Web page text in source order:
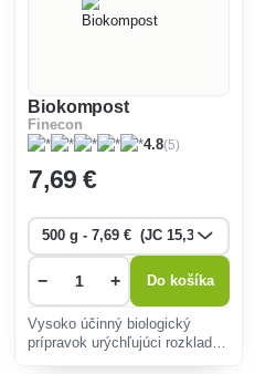
Biokompost
Finecon
4.8(5)
7,69 €
− + Do košíka
Vysoko účinný biologický
prípravok urýchľujúci rozklad